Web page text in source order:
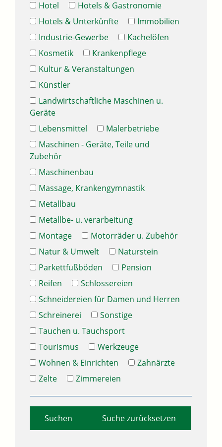
Hotel
Hotels & Gastronomie
Hotels & Unterkünfte
Immobilien
Industrie-Gewerbe
Kachelöfen
Kosmetik
Krankenpflege
Kultur & Veranstaltungen
Künstler
Landwirtschaftliche Maschinen u.
Geräte
Lebensmittel
Malerbetriebe
Maschinen - Geräte, Teile und
Zubehör
Maschinenbau
Massage, Krankengymnastik
Metallbau
Metallbe- u. verarbeitung
Montage
Motorräder u. Zubehör
Natur & Umwelt
Naturstein
Parkettfußböden
Pension
Reifen
Schlossereien
Schneidereien für Damen und Herren
Schreinerei
Sonstige
Tauchen u. Tauchsport
Tourismus
Werkzeuge
Wohnen & Einrichten
Zahnärzte
Zelte
Zimmereien
Suche zurücksetzen